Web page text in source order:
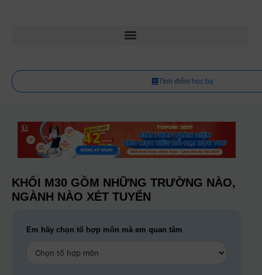
Tính điểm học bạ
KHỐI M30 GỒM NHỮNG TRƯỜNG NÀO,
NGÀNH NÀO XÉT TUYỂN
Em hãy chọn tổ hợp môn mà em quan tâm